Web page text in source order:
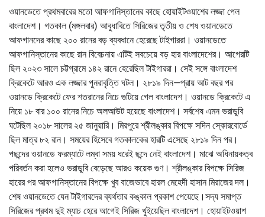
ওয়ানডেতে প্রথমবারের মতো আফগানিস্তানের কাছে হোয়াইটওয়াশের লজ্জা পেল
বাংলাদেশ। গতকাল (মঙ্গলবার) আবুধাবিতে সিরিজের তৃতীয় ও শেষ ওয়ানডেতে
আফগানদের কাছে ২০০ রানের বড় ব্যবধানে হেরেছে টাইগাররা। ওয়ানডেতে
আফগানিস্তানের কাছে রান বিবেচনায় এটিই সবচেয়ে বড় হার বাংলাদেশের। আগেরটি
ছিল ২০২৩ সালে চট্টগ্রামে ১৪২ রানে হেরেছিল টাইগাররা। সেই সঙ্গে বাংলাদেশ
ক্রিকেটে আরও এক লজ্জার পুনরাবৃত্তি ঘটল। ২৮১৯ দিন—প্রায় আট বছর পর
ওয়ানডে ক্রিকেটে ফের শতরানের নিচে গুটিয়ে গেল বাংলাদেশ। ওয়ানডে ক্রিকেটে এ
নিয়ে ১৮ বার ১০০ রানের নিচে অলআউট হয়েছে বাংলাদেশ। সর্বশেষ এমন ভরাডুবি
ঘটেছিল ২০১৮ সালের ২৫ জানুয়ারি। মিরপুরে শ্রীলঙ্কার বিপক্ষে সদিন স্কোরবোর্ডে
ছিল মাত্র ৮২ রান। সময়ের হিসেবে গতকালকের হারটি এসেছে ২৮১৯ দিন পর।
পছন্দের ওয়ানডে ফরম্যাটে লম্বা সময় ধরেই ছন্দে নেই বাংলাদেশ। মাঝে অধিনায়কত্ব
পরিবর্তন করা হলেও ভরাডুবি বেড়েছে আরও কয়েক গুণ। শ্রীলঙ্কার বিপক্ষে সিরিজ
হারের পর আফগানিস্তানের বিপক্ষে খুব বাজেভাবে হারল মেহেদী হাসান মিরাজের দল।
শেষ ওয়ানডেতে যেন টাইগারদের ব্যর্থতার কঙ্কাল প্রকাশ পেয়েছে।সদ্য সমাপ্ত
সিরিজের প্রথম দুই ম্যাচ হেরে আগেই সিরিজ খুইয়েছিল বাংলাদেশ। হোয়াইটওয়াশ